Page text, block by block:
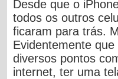
Desde que o
todos os outros
ficaram para trás.
Evidentemente
diversos pontos
internet, ter uma